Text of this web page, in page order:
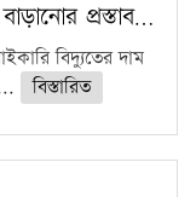
প্রস্তাব…
বিদ্যুতের দাম
বিস্তারিত